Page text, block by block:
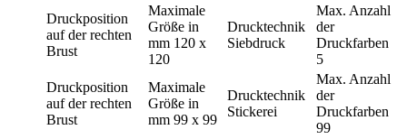
Druckposition
auf der rechten
Brust
Maximale
Größe in
mm 120 x
120
Drucktechnik
Siebdruck
Max. Anzahl
der
Druckfarben
5
Druckposition
auf der rechten
Brust
Maximale
Größe in
mm 99 x 99
Drucktechnik
Stickerei
Max. Anzahl
der
Druckfarben
99